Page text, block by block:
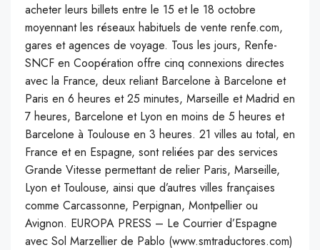
acheter leurs billets entre le 15 et le 18 octobre
moyennant les réseaux habituels de vente renfe.com,
gares et agences de voyage. Tous les jours, Renfe-
SNCF en Coopération offre cinq connexions directes
avec la France, deux reliant Barcelone à Barcelone et
Paris en 6 heures et 25 minutes, Marseille et Madrid en
7 heures, Barcelone et Lyon en moins de 5 heures et
Barcelone à Toulouse en 3 heures. 21 villes au total, en
France et en Espagne, sont reliées par des services
Grande Vitesse permettant de relier Paris, Marseille,
Lyon et Toulouse, ainsi que d’autres villes françaises
comme Carcassonne, Perpignan, Montpellier ou
Avignon. EUROPA PRESS – Le Courrier d’Espagne
avec Sol Marzellier de Pablo (www.smtraductores.com)